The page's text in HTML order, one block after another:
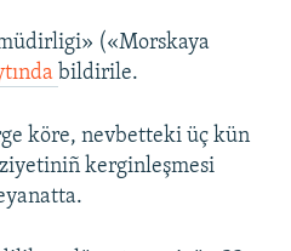
(«Morskaya
bildirile.
köre, nevbetteki üç kün
kerginleşmesi